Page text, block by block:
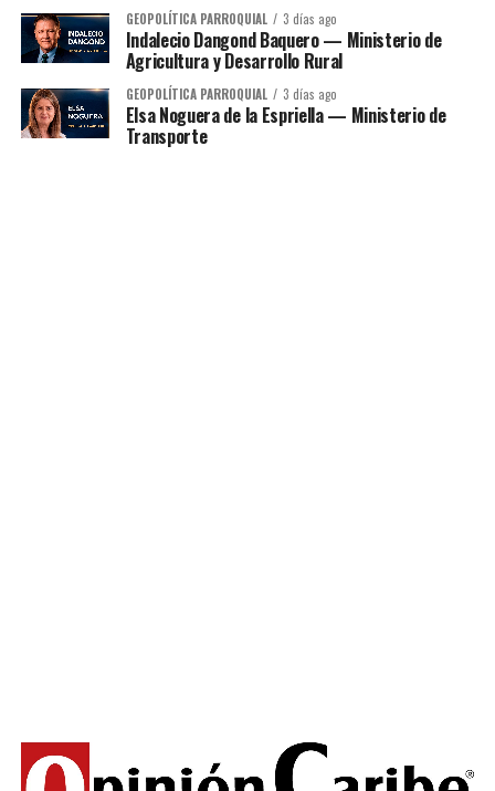
GEOPOLÍTICA PARROQUIAL 3 días ago
Indalecio Dangond Baquero — Ministerio de
Agricultura y Desarrollo Rural
GEOPOLÍTICA PARROQUIAL 3 días ago
Elsa Noguera de la Espriella — Ministerio de
Transporte